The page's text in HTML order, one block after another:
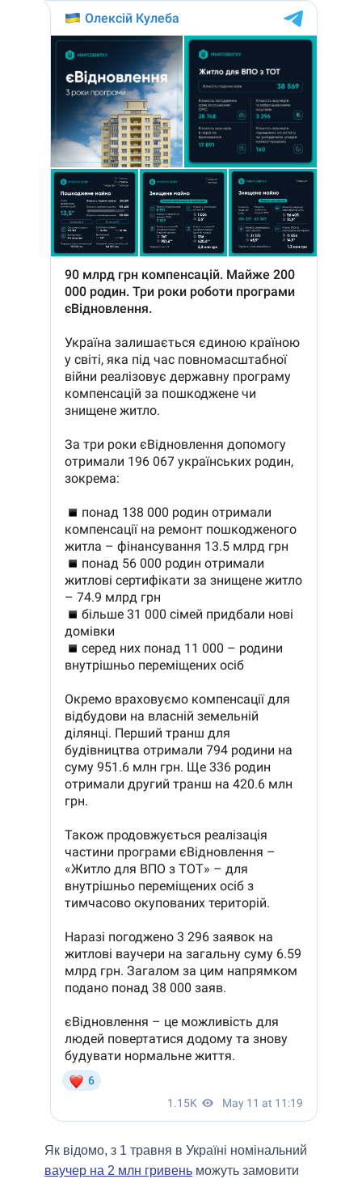
Як відомо, з 1 травня в Україні номінальний
ваучер на 2 млн гривень можуть замовити